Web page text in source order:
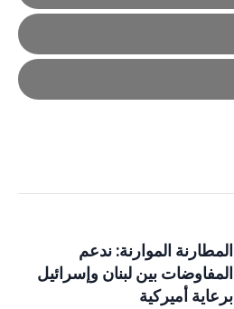
المطارنة الموارنة: ندعم
المفاوضات بين لبنان وإسرائيل
برعاية أميركية